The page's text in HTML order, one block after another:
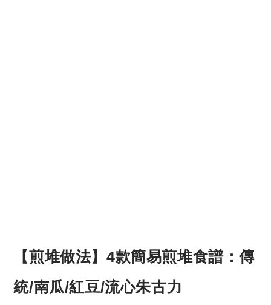
【煎堆做法】4款簡易煎堆食譜：傳
統/南瓜/紅豆/流心朱古力